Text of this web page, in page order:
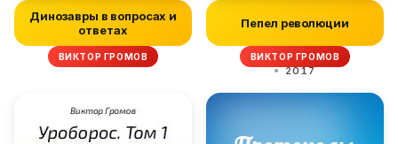
Динозавры в вопросах и
ответах
ВИКТОР ГРОМОВ
Пепел революции
ВИКТОР ГРОМОВ
2017